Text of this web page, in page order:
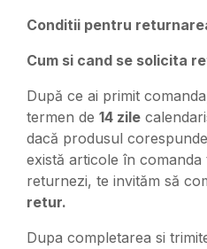
Conditii pentru
Cum si cand se solicita
După ce ai primit
termen de 14 zile
dacă produsul
există articole în
returnezi, te invităm să
retur.
Dupa completarea si